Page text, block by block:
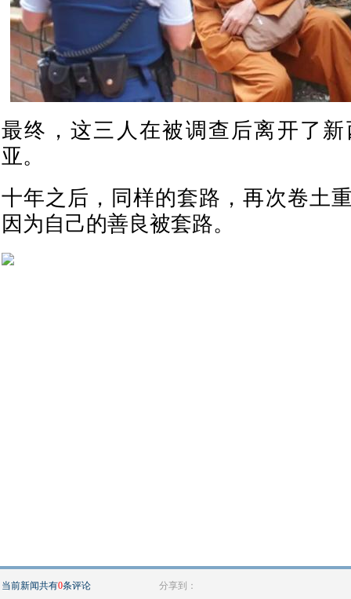
最终，这三人在被调查后离开了
亚。
十年之后，同样的套路，再次卷土
因为自己的善良被套路。
当前新闻共有0条评论 分享到：